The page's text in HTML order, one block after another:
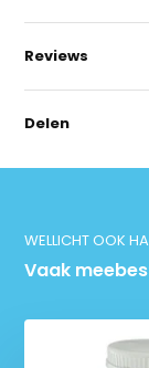
Reviews
Delen
WELLICHT OOK
Vaak